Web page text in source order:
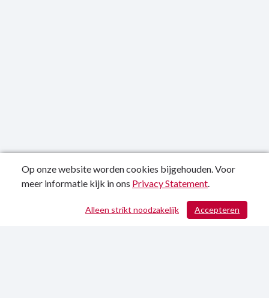
Publicatiedatum: 17-04-2025
Op onze website worden cookies bijgehouden. Voor
meer informatie kijk in ons Privacy Statement.
Accepteren
Alleen strikt noodzakelijk